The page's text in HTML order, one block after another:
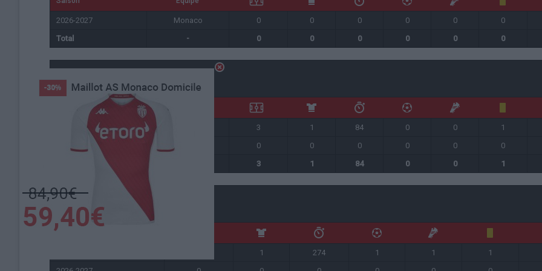
2026-2027 Monaco 0 0 0 0 0 0
Total
- 0 0 0 0 0 0
Coupe de France
2025-2026 3 1 84 0 0 1
0 0 0 0 0 0
3 1 84 0 0 1
Total
Saison
1 274 1 1 1